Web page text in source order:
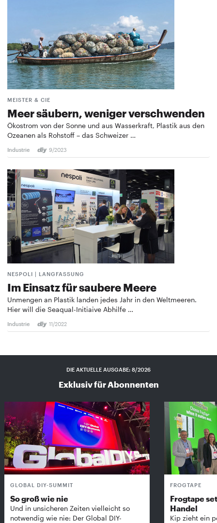
MEISTER & CIE
Meer säubern, weniger verschwenden
Ökostrom von der Sonne und aus Wasserkraft, Plastik aus den
Ozeanen als Rohstoff – das Schweizer …
Industrie 9/2023
NESPOLI | LANGFASSUNG
Im Einsatz für saubere Meere
Unmengen an Plastik landen jedes Jahr in den Welt­meeren.
Hier will die Seaqual-Initiaive Abhilfe …
Industrie 11/2022
DIE AKTUELLE AUSGABE: 8/2026
Exklusiv für Abonnenten
GLOBAL DIY-SUMMIT
So groß wie nie
Und in unsicheren Zeiten vielleicht so
notwendig wie nie: Der Global DIY-
FROGTAPE
Frogtape
Handel
Kip zieht ein